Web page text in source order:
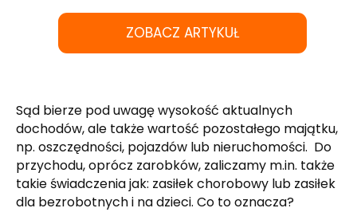
ZOBACZ ARTYKUŁ
Sąd bierze pod uwagę wysokość aktualnych
dochodów, ale także wartość pozostałego majątku,
np. oszczędności, pojazdów lub nieruchomości. Do
przychodu, oprócz zarobków, zaliczamy m.in. także
takie świadczenia jak: zasiłek chorobowy lub zasiłek
dla bezrobotnych i na dzieci. Co to oznacza?